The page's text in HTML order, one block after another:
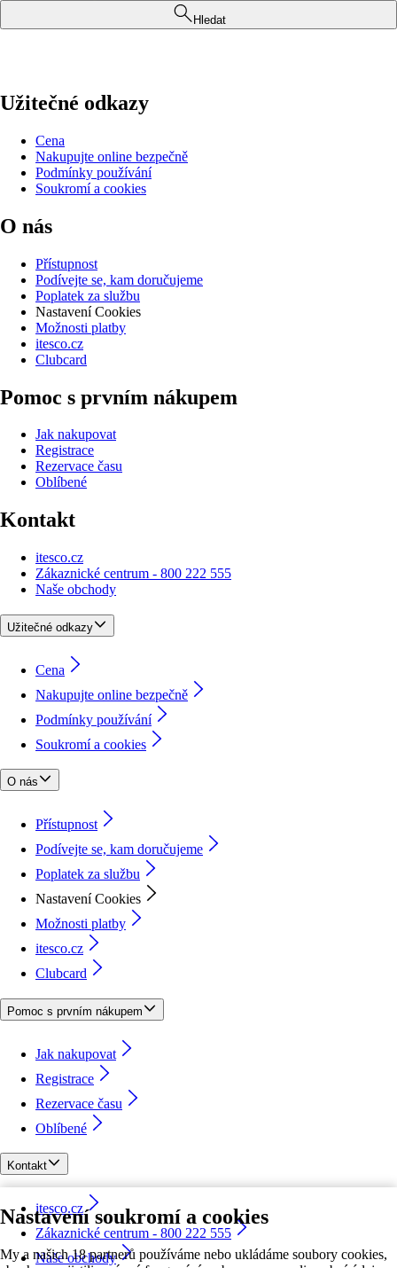
Nastavení soukromí a cookies
My a našich 18 partnerů používáme nebo ukládáme soubory cookies,
Hledat
Užitečné odkazy
Cena
Nakupujte online bezpečně
Podmínky používání
Soukromí a cookies
O nás
Přístupnost
Podívejte se, kam doručujeme
Poplatek za službu
Nastavení Cookies
Možnosti platby
itesco.cz
Clubcard
Pomoc s prvním nákupem
Jak nakupovat
Registrace
Rezervace času
Oblíbené
Kontakt
itesco.cz
Zákaznické centrum - 800 222 555
Naše obchody
Užitečné odkazy
Cena
Nakupujte online bezpečně
Podmínky používání
Soukromí a cookies
O nás
Přístupnost
Podívejte se, kam doručujeme
Poplatek za službu
Nastavení Cookies
Možnosti platby
itesco.cz
Clubcard
Pomoc s prvním nákupem
Jak nakupovat
Registrace
Rezervace času
Oblíbené
Kontakt
itesco.cz
Zákaznické centrum - 800 222 555
Naše obchody